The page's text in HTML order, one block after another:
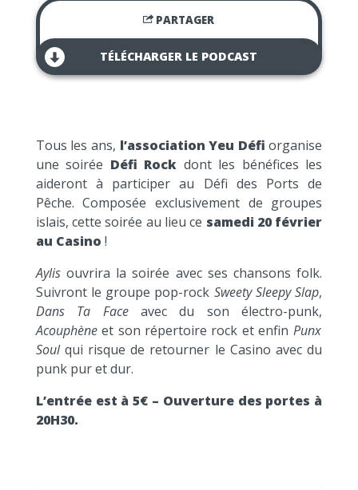
PARTAGER
TÉLÉCHARGER LE PODCAST
Tous les ans, l’association Yeu Défi organise
une soirée Défi Rock dont les bénéfices les
aideront à participer au Défi des Ports de
Pêche. Composée exclusivement de groupes
islais, cette soirée au lieu ce samedi 20 février
au Casino !
Aylisouvrira la soirée avec ses chansons folk.
Suivront le groupe pop-rock Sweety Sleepy Slap,
Dans Ta Faceavec du son électro-punk,
Acouphèneet son répertoire rock et enfin Punx
Soulqui risque de retourner le Casino avec du
punk pur et dur.
L’entrée est à 5€ – Ouverture des portes à
20H30.